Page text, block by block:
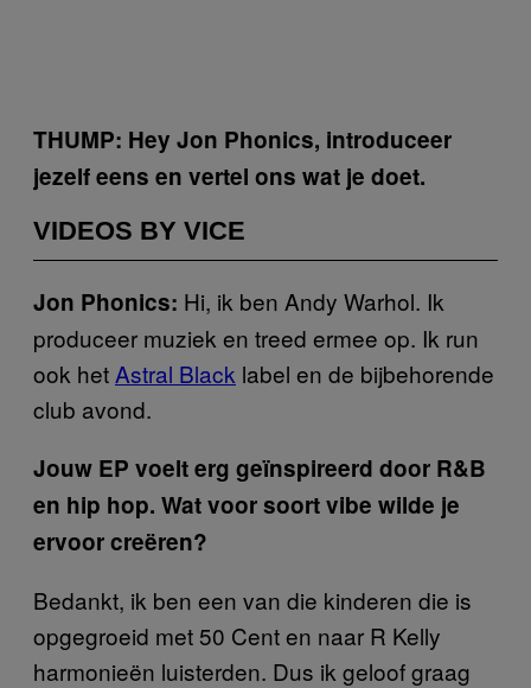
THUMP: Hey Jon Phonics, introduceer
jezelf eens en vertel ons wat je doet.
VIDEOS BY VICE
Jon Phonics: Hi, ik ben Andy Warhol. Ik
produceer muziek en treed ermee op. Ik run
ook het Astral Black label en de bijbehorende
club avond.
Jouw EP voelt erg geïnspireerd door R&B
en hip hop. Wat voor soort vibe wilde je
ervoor creëren?
Bedankt, ik ben een van die kinderen die is
opgegroeid met 50 Cent en naar R Kelly
harmonieën luisterden. Dus ik geloof graag